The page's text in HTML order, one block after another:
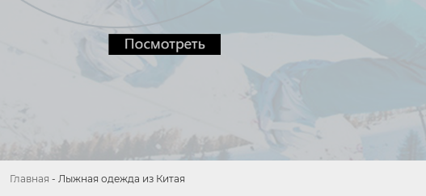
Главная - Лыжная одежда из Китая